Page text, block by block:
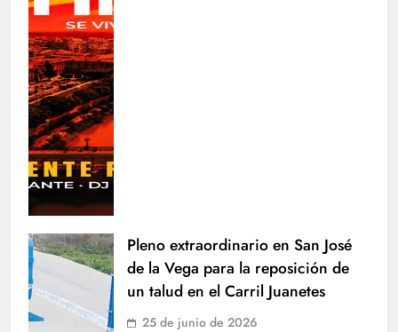
Pleno extraordinario en San José
de la Vega para la reposición de
un talud en el Carril Juanetes
25 de junio de 2026